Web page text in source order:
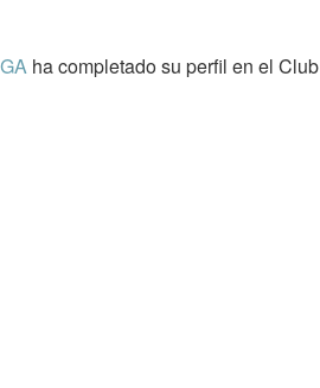
ha completado su perfil en el Club